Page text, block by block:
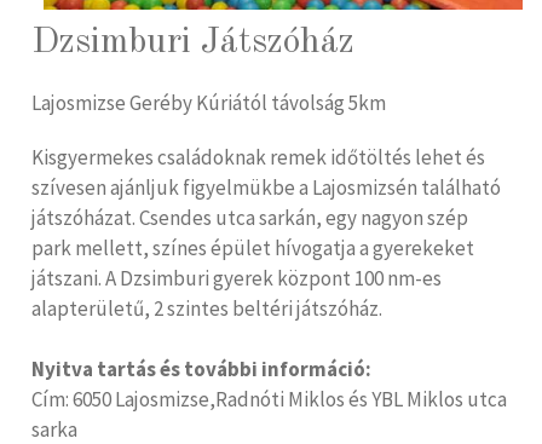
Dzsimburi Játszóház
Lajosmizse Geréby Kúriától távolság 5km
Kisgyermekes családoknak remek időtöltés lehet és
szívesen ajánljuk figyelmükbe a Lajosmizsén található
játszóházat. Csendes utca sarkán, egy nagyon szép
park mellett, színes épület hívogatja a gyerekeket
játszani. A Dzsimburi gyerek központ 100 nm-es
alapterületű, 2 szintes beltéri játszóház.
Nyitva tartás és további információ:
Cím: 6050 Lajosmizse,Radnóti Miklos és YBL Miklos utca
sarka